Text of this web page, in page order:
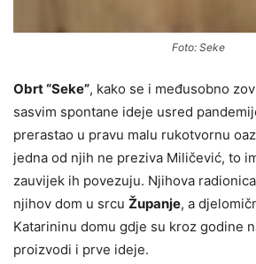
Foto: Seke
Obrt “Seke”, kako se i međusobno
sasvim spontane ideje usred
prerastao u pravu malu rukotvornu
jedna od njih ne preziva Miličević, to
zauvijek ih povezuju. Njihova
njihov dom u srcu Županje, a
Katarininu domu gdje su kroz godine
proizvodi i prve ideje.